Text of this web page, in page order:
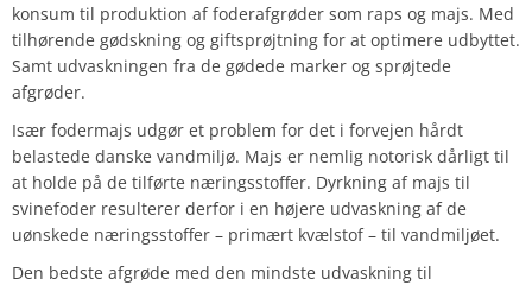
konsum til produktion af foderafgrøder som raps og majs. Med
tilhørende gødskning og giftsprøjtning for at optimere udbyttet.
Samt udvaskningen fra de gødede marker og sprøjtede
afgrøder.
Især fodermajs udgør et problem for det i forvejen hårdt
belastede danske vandmiljø. Majs er nemlig notorisk dårligt til
at holde på de tilførte næringsstoffer. Dyrkning af majs til
svinefoder resulterer derfor i en højere udvaskning af de
uønskede næringsstoffer – primært kvælstof – til vandmiljøet.
Den bedste afgrøde med den mindste udvaskning til